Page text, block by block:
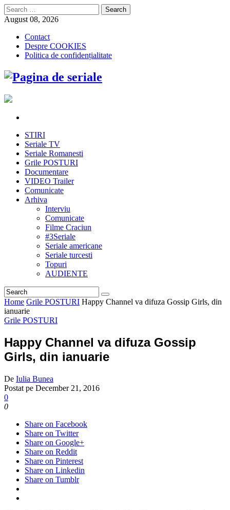
Search
for:
August 08, 2026
Contact
Despre COOKIES
Politica de confidențialitate
STIRI
Seriale TV
Seriale Romanesti
Grile POSTURI
Documentare
VIDEO Trailer
Comunicate
Arhiva
Interviu
Comunicate
Filme Craciun
#3Seriale
Seriale americane
Seriale turcesti
Topuri
AUDIENTE
Home Grile POSTURI Happy Channel va difuza Gossip Girls, din
ianuarie
Grile POSTURI
Happy Channel va difuza Gossip
Girls, din ianuarie
De Iulia Bunea
Postat pe December 21, 2016
0
0
Share on Facebook
Share on Twitter
Share on Google+
Share on Reddit
Share on Pinterest
Share on Linkedin
Share on Tumblr